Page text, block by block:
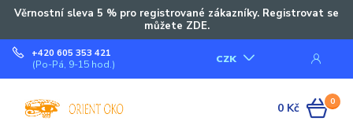
Věrnostní sleva 5 % pro registrované zákazníky. Registrovat se
můžete ZDE.
CZK
+420 605 353 421
(Po-Pá, 9-15 hod.)
0
0 Kč